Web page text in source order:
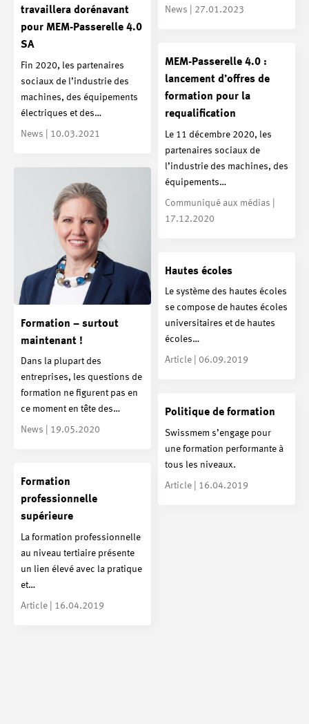
News | 27.01.2023
travaillera dorénavant
pour MEM-Passerelle 4.0
SA
Fin 2020, les partenaires
sociaux de l’industrie des
machines, des équipements
électriques et des…
News | 10.03.2021
MEM-Passerelle 4.0 :
lancement d’offres de
formation pour la
requalification
Le 11 décembre 2020, les
partenaires sociaux de
l’industrie des machines, des
équipements…
Communiqué aux médias |
17.12.2020
Formation – surtout
maintenant !
Dans la plupart des
entreprises, les questions de
formation ne figurent pas en
ce moment en tête des…
News | 19.05.2020
Hautes écoles
Le système des hautes écoles
se compose de hautes écoles
universitaires et de hautes
écoles…
Article | 06.09.2019
Politique de formation
Swissmem s’engage pour
une formation performante à
tous les niveaux.
Article | 16.04.2019
Formation
professionnelle
supérieure
La formation professionnelle
au niveau tertiaire présente
un lien élevé avec la pratique
et…
Article | 16.04.2019